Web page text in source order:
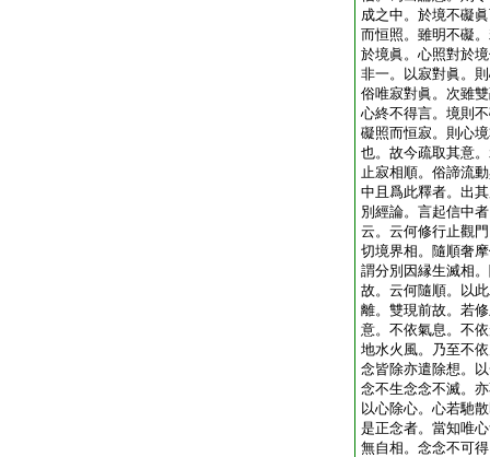
成之中。於境不礙
而恒照。雖明不礙
於境眞。心照對於
非一。以寂對眞。
俗唯寂對眞。次雖
心終不得言。境則
礙照而恒寂。則心
也。故今疏取其意
止寂相順。俗諦流
中且爲此釋者。出
別經論。言起信中
云。云何修行止觀
切境界相。隨順奢
謂分別因縁生滅相
故。云何隨順。以
離。雙現前故。若
意。不依氣息。不
地水火風。乃至不
念皆除亦遣除想。
念不生念念不滅。
以心除心。心若馳
是正念者。當知唯
無自相。念念不可